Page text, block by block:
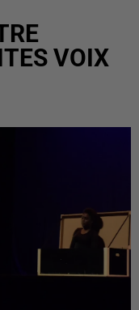
VOIX